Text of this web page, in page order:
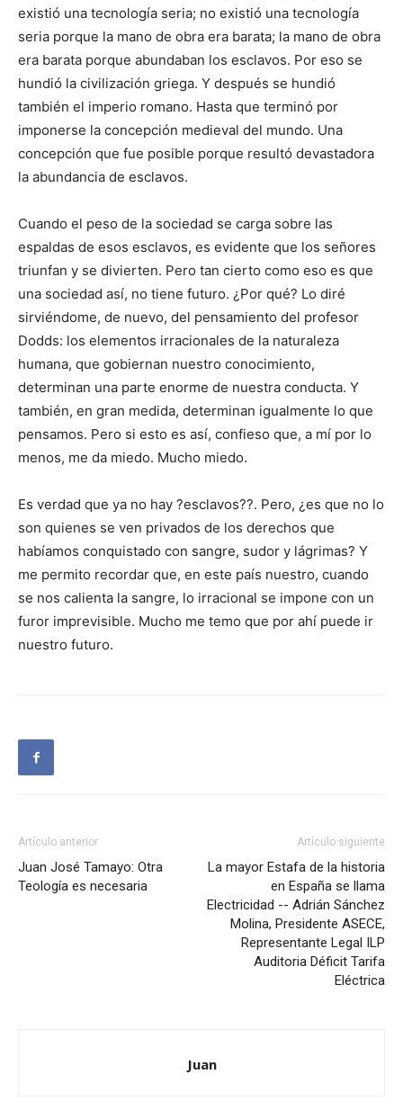
existió una tecnología seria; no existió una tecnología
seria porque la mano de obra era barata; la mano de obra
era barata porque abundaban los esclavos. Por eso se
hundió la civilización griega. Y después se hundió
también el imperio romano. Hasta que terminó por
imponerse la concepción medieval del mundo. Una
concepción que fue posible porque resultó devastadora
la abundancia de esclavos.
Cuando el peso de la sociedad se carga sobre las
espaldas de esos esclavos, es evidente que los señores
triunfan y se divierten. Pero tan cierto como eso es que
una sociedad así, no tiene futuro. ¿Por qué? Lo diré
sirviéndome, de nuevo, del pensamiento del profesor
Dodds: los elementos irracionales de la naturaleza
humana, que gobiernan nuestro conocimiento,
determinan una parte enorme de nuestra conducta. Y
también, en gran medida, determinan igualmente lo que
pensamos. Pero si esto es así, confieso que, a mí por lo
menos, me da miedo. Mucho miedo.
Es verdad que ya no hay ?esclavos??. Pero, ¿es que no lo
son quienes se ven privados de los derechos que
habíamos conquistado con sangre, sudor y lágrimas? Y
me permito recordar que, en este país nuestro, cuando
se nos calienta la sangre, lo irracional se impone con un
furor imprevisible. Mucho me temo que por ahí puede ir
nuestro futuro.
Artículo anterior
Juan José Tamayo: Otra
Teología es necesaria
Artículo siguiente
La mayor Estafa de la historia
en España se llama
Electricidad -- Adrián Sánchez
Molina, Presidente ASECE,
Representante Legal ILP
Auditoria Déficit Tarifa
Eléctrica
Juan